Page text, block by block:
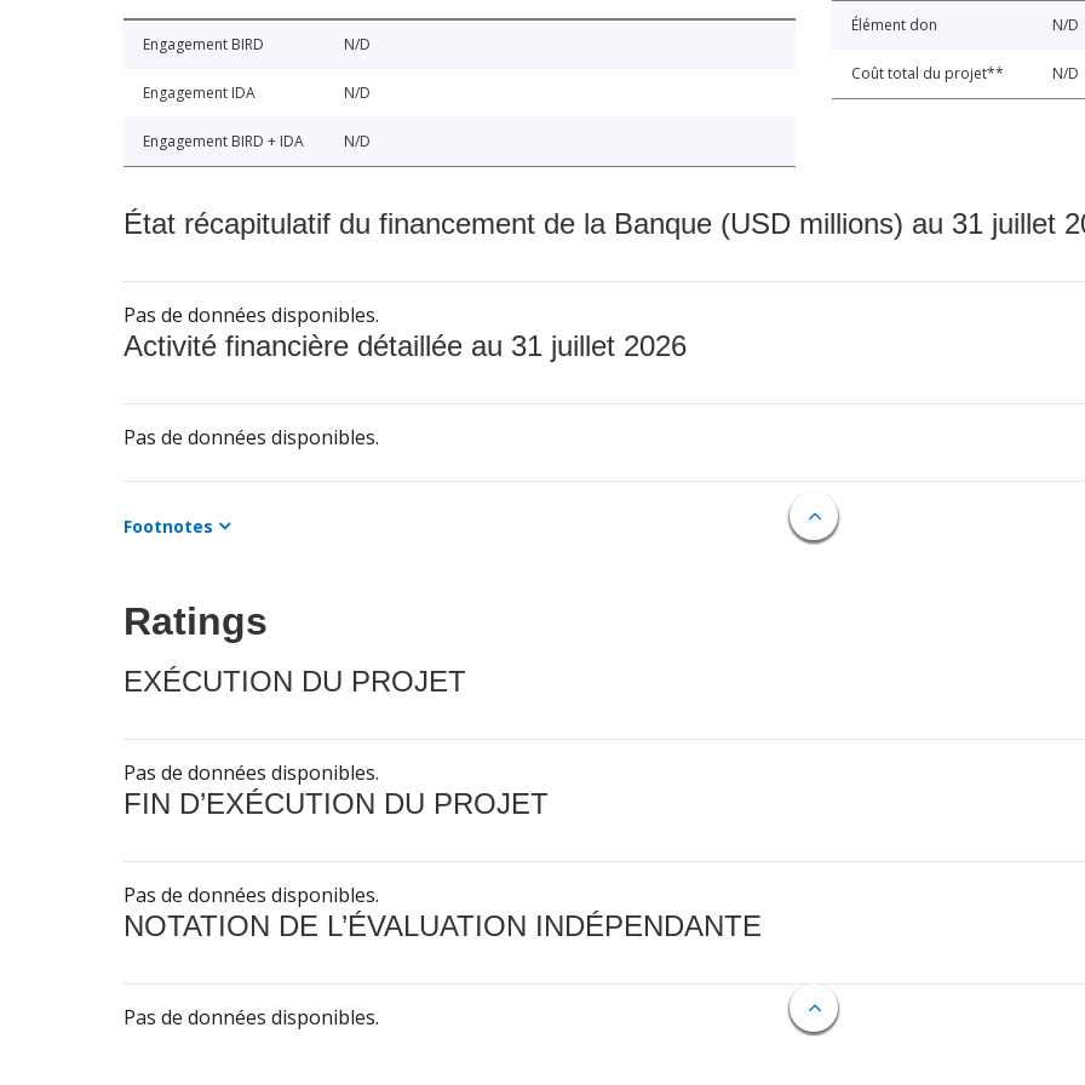
Engagement BIRD N/D
Engagement IDA N/D
Engagement BIRD + IDA N/D
Élément don N/D
Coût total du projet** N/D
État récapitulatif du financement de la Banque (USD millions) au 31 juillet
Pas de données disponibles.
Activité financière détaillée au 31 juillet 2026
Pas de données disponibles.
Footnotes
Ratings
EXÉCUTION DU PROJET
Pas de données disponibles.
FIN D’EXÉCUTION DU PROJET
Pas de données disponibles.
NOTATION DE L’ÉVALUATION INDÉPENDANTE
Pas de données disponibles.